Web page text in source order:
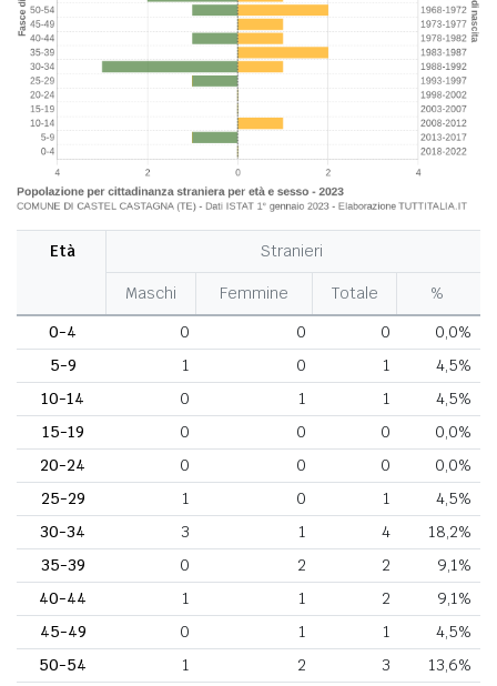
Età Stranieri
Maschi Femmine Totale
%
0-4
0 0 0
0,0%
5-9
1 0 1
4,5%
10-14
0 1 1
4,5%
15-19
0 0 0
0,0%
20-24
0 0 0
0,0%
25-29
1 0 1
4,5%
30-34
3 1 4
18,2%
35-39
0 2 2
9,1%
40-44
1 1 2
9,1%
45-49
0 1 1
4,5%
50-54
1 2 3
13,6%